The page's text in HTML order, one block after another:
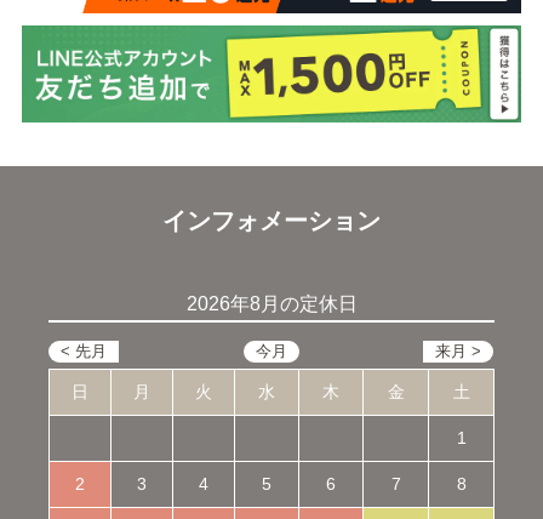
インフォメーション
2026年8月の定休日
日 月 火 水 木 金 土
1
2 3 4 5 6 7 8